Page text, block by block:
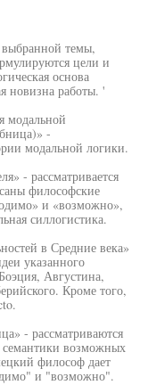
выбранной темы,
цели и
основа
новизна работы. '
модальной
-
модальной логики.
- рассматривается
философские
и «возможно»,
силлогистика.
в Средние века»
указанного
Августина,
Кроме того,
- рассматриваются
возможных
философ дает
и "возможно".